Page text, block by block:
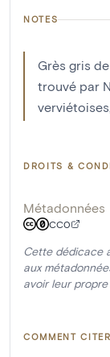
NOTES
Grès gris
trouvé par
DROITS &
Métadonnées
CC0
Cette dédicace
aux
avoir leur
COMMENT